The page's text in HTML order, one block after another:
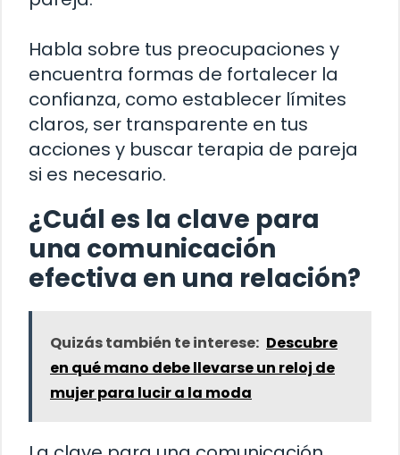
Habla sobre tus preocupaciones y
encuentra formas de fortalecer la
confianza, como establecer límites
claros, ser transparente en tus
acciones y buscar terapia de pareja
si es necesario.
¿Cuál es la clave para
una comunicación
efectiva en una relación?
Quizás también te interese: Descubre
en qué mano debe llevarse un reloj de
mujer para lucir a la moda